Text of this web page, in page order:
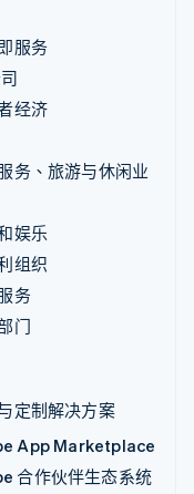
服务
经济
务、旅游与休闲业
娱乐
组织
务
门
定制解决方案
App Marketplace
合作伙伴生态系统